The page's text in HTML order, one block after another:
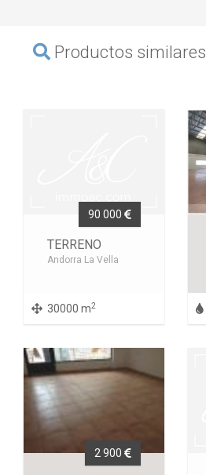
Productos similares
90 000
TERRENO
Andorra La Vella
30000 m2
2 900